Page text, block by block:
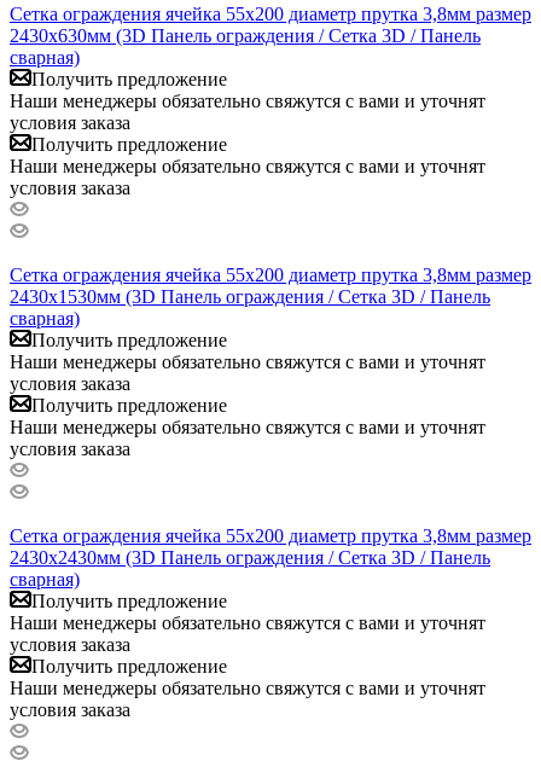
Сетка ограждения ячейка 55х200 диаметр прутка 3,8мм размер
2430x630мм (3D Панель ограждения / Сетка 3D / Панель
сварная)
Получить предложение
Наши менеджеры обязательно свяжутся с вами и уточнят
условия заказа
Получить предложение
Наши менеджеры обязательно свяжутся с вами и уточнят
условия заказа
Сетка ограждения ячейка 55х200 диаметр прутка 3,8мм размер
2430x1530мм (3D Панель ограждения / Сетка 3D / Панель
сварная)
Получить предложение
Наши менеджеры обязательно свяжутся с вами и уточнят
условия заказа
Получить предложение
Наши менеджеры обязательно свяжутся с вами и уточнят
условия заказа
Сетка ограждения ячейка 55х200 диаметр прутка 3,8мм размер
2430x2430мм (3D Панель ограждения / Сетка 3D / Панель
сварная)
Получить предложение
Наши менеджеры обязательно свяжутся с вами и уточнят
условия заказа
Получить предложение
Наши менеджеры обязательно свяжутся с вами и уточнят
условия заказа